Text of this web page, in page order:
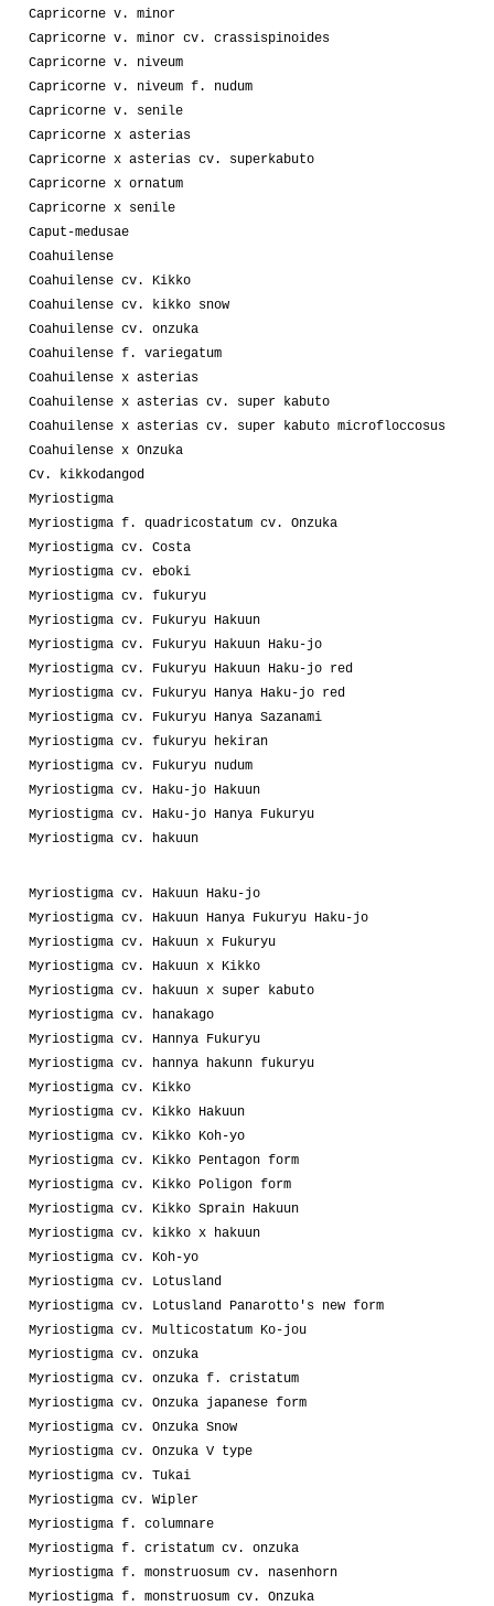
Capricorne v. minor
Capricorne v. minor cv. crassispinoides
Capricorne v. niveum
Capricorne v. niveum f. nudum
Capricorne v. senile
Capricorne x asterias
Capricorne x asterias cv. superkabuto
Capricorne x ornatum
Capricorne x senile
Caput-medusae
Coahuilense
Coahuilense cv. Kikko
Coahuilense cv. kikko snow
Coahuilense cv. onzuka
Coahuilense f. variegatum
Coahuilense x asterias
Coahuilense x asterias cv. super kabuto
Coahuilense x asterias cv. super kabuto microfloccosus
Coahuilense x Onzuka
Cv. kikkodangod
Myriostigma
Myriostigma f. quadricostatum cv. Onzuka
Myriostigma cv. Costa
Myriostigma cv. eboki
Myriostigma cv. fukuryu
Myriostigma cv. Fukuryu Hakuun
Myriostigma cv. Fukuryu Hakuun Haku-jo
Myriostigma cv. Fukuryu Hakuun Haku-jo red
Myriostigma cv. Fukuryu Hanya Haku-jo red
Myriostigma cv. Fukuryu Hanya Sazanami
Myriostigma cv. fukuryu hekiran
Myriostigma cv. Fukuryu nudum
Myriostigma cv. Haku-jo Hakuun
Myriostigma cv. Haku-jo Hanya Fukuryu
Myriostigma cv. hakuun
Myriostigma cv. Hakuun Haku-jo
Myriostigma cv. Hakuun Hanya Fukuryu Haku-jo
Myriostigma cv. Hakuun x Fukuryu
Myriostigma cv. Hakuun x Kikko
Myriostigma cv. hakuun x super kabuto
Myriostigma cv. hanakago
Myriostigma cv. Hannya Fukuryu
Myriostigma cv. hannya hakunn fukuryu
Myriostigma cv. Kikko
Myriostigma cv. Kikko Hakuun
Myriostigma cv. Kikko Koh-yo
Myriostigma cv. Kikko Pentagon form
Myriostigma cv. Kikko Poligon form
Myriostigma cv. Kikko Sprain Hakuun
Myriostigma cv. kikko x hakuun
Myriostigma cv. Koh-yo
Myriostigma cv. Lotusland
Myriostigma cv. Lotusland Panarotto's new form
Myriostigma cv. Multicostatum Ko-jou
Myriostigma cv. onzuka
Myriostigma cv. onzuka f. cristatum
Myriostigma cv. Onzuka japanese form
Myriostigma cv. Onzuka Snow
Myriostigma cv. Onzuka V type
Myriostigma cv. Tukai
Myriostigma cv. Wipler
Myriostigma f. columnare
Myriostigma f. cristatum cv. onzuka
Myriostigma f. monstruosum cv. nasenhorn
Myriostigma f. monstruosum cv. Onzuka